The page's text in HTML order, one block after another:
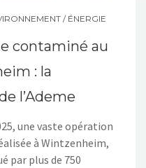
/ ÉNERGIE
contaminé au
: la
l’Ademe
une vaste opération
à Wintzenheim,
par plus de 750